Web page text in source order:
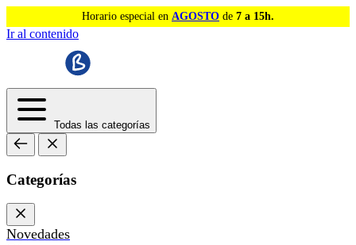
Horario especial en AGOSTO de 7 a 15h.
Ir al contenido
Todas las categorías
Categorías
Novedades